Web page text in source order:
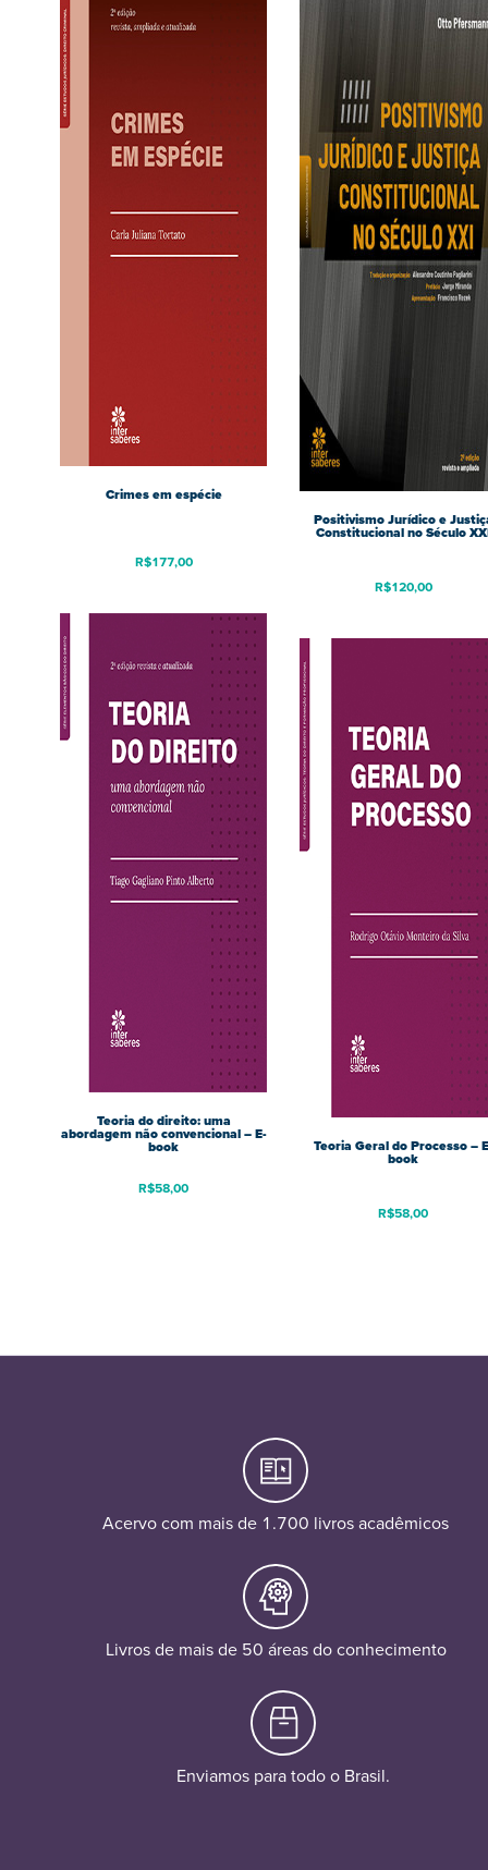
Crimes em espécie
R$177,00
Positivismo Jurídico e
Constitucional no Século
R$120,00
Teoria do direito: uma
abordagem não convencional – E-
book
R$58,00
Teoria Geral do Processo –
book
R$58,00
Acervo com mais de 1.700 livros acadêmicos
Livros de mais de 50 áreas do conhecimento
Enviamos para todo o Brasil.